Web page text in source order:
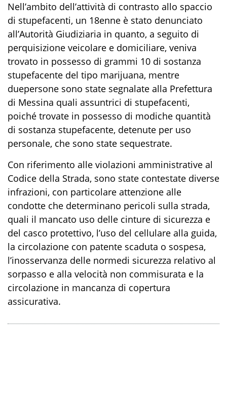
Nell’ambito dell’attività di contrasto allo spaccio
di stupefacenti, un 18enne è stato denunciato
all’Autorità Giudiziaria in quanto, a seguito di
perquisizione veicolare e domiciliare, veniva
trovato in possesso di grammi 10 di sostanza
stupefacente del tipo marijuana, mentre
duepersone sono state segnalate alla Prefettura
di Messina quali assuntrici di stupefacenti,
poiché trovate in possesso di modiche quantità
di sostanza stupefacente, detenute per uso
personale, che sono state sequestrate.
Con riferimento alle violazioni amministrative al
Codice della Strada, sono state contestate diverse
infrazioni, con particolare attenzione alle
condotte che determinano pericoli sulla strada,
quali il mancato uso delle cinture di sicurezza e
del casco protettivo, l’uso del cellulare alla guida,
la circolazione con patente scaduta o sospesa,
l’inosservanza delle normedi sicurezza relativo al
sorpasso e alla velocità non commisurata e la
circolazione in mancanza di copertura
assicurativa.